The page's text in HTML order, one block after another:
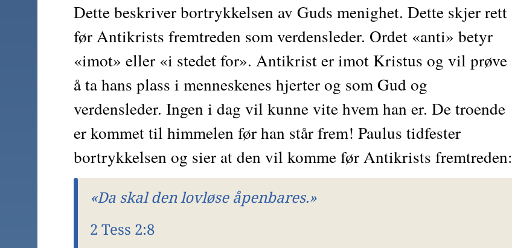
Dette beskriver bortrykkelsen av Guds menighet. Dette skjer rett
før Antikrists fremtreden som verdensleder. Ordet «anti» betyr
«imot» eller «i stedet for». Antikrist er imot Kristus og vil prøve
å ta hans plass i menneskenes hjerter og som Gud og
verdensleder. Ingen i dag vil kunne vite hvem han er. De troende
er kommet til himmelen før han står frem! Paulus tidfester
bortrykkelsen og sier at den vil komme før Antikrists fremtreden:
«Da skal den lovløse åpenbares.»
2 Tess 2:8